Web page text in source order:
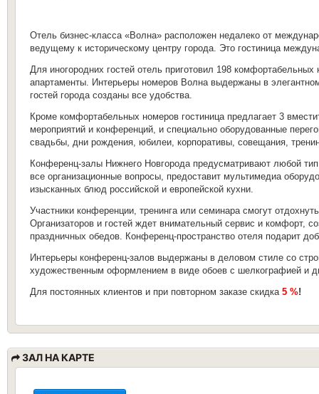
Отель бизнес-класса «Волна» расположен недалеко от
ведущему к историческому центру города. Это гостиница
Для иногородних гостей отель приготовил 198
апартаменты. Интерьеры номеров Волна выдержаны в
гостей города созданы все удобства.
Кроме комфортабельных номеров гостиница предлагает 3
мероприятий и конференций, и специально оборудованные
свадьбы, дни рождения, юбилеи, корпоративы, совещания,
Конференц-залы Нижнего Новгорода предусматривают любой
все организационные вопросы, предоставит мультимедиа
изысканных блюд российской и европейской кухни.
Участники конференции, тренинга или семинара смогут
Организаторов и гостей ждет внимательный сервис и комфорт,
праздничных обедов. Конференц-пространство отеля подарит
Интерьеры конференц-залов выдержаны в деловом стиле со
художественным оформлением в виде обоев с шелкографией и
Для постоянных клиентов и при повторном заказе скидка 5 %!
ЗАЛ НА КАРТЕ